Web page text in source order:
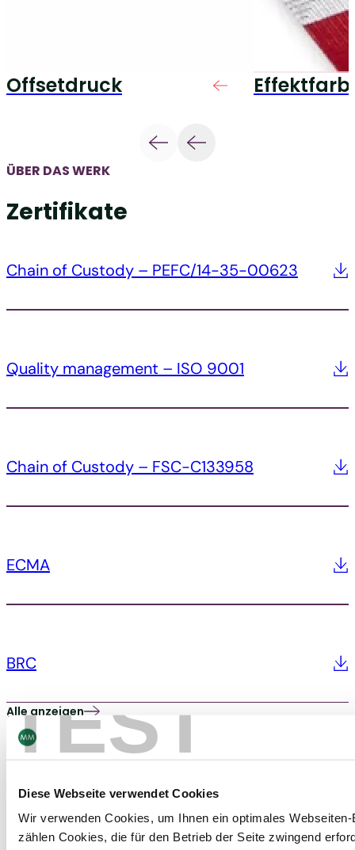
TEST
Diese Webseite verwendet Cookies
Wir verwenden Cookies, um Ihnen ein optimales
zählen Cookies, die für den Betrieb der Seite zwingend
Offsetdruck
ÜBER DAS WERK
Zertifikate
Chain of Custody – PEFC/14-35-00623
Quality management – ISO 9001
Chain of Custody – FSC-C133958
ECMA
BRC
Alle anzeigen